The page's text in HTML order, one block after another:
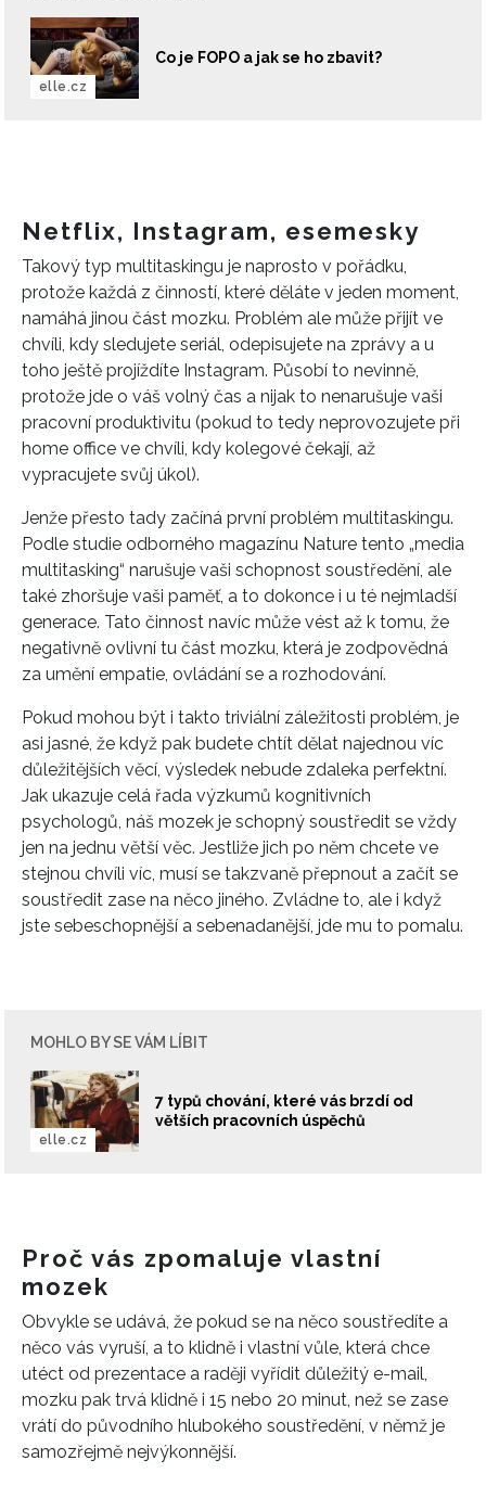
Co je FOPO a jak se ho zbavit?
elle.cz
Netflix, Instagram, esemesky
Takový typ multitaskingu je naprosto v pořádku,
protože každá z činností, které děláte v jeden moment,
namáhá jinou část mozku. Problém ale může přijít ve
chvíli, kdy sledujete seriál, odepisujete na zprávy a u
toho ještě projíždíte Instagram. Působí to nevinně,
protože jde o váš volný čas a nijak to nenarušuje vaši
pracovní produktivitu (pokud to tedy neprovozujete při
home office ve chvíli, kdy kolegové čekají, až
vypracujete svůj úkol).
Jenže přesto tady začíná první problém multitaskingu.
Podle studie odborného magazínu Nature tento „media
multitasking“ narušuje vaši schopnost soustředění, ale
také zhoršuje vaši paměť, a to dokonce i u té nejmladší
generace. Tato činnost navíc může vést až k tomu, že
negativně ovlivní tu část mozku, která je zodpovědná
za umění empatie, ovládání se a rozhodování.
Pokud mohou být i takto triviální záležitosti problém, je
asi jasné, že když pak budete chtít dělat najednou víc
důležitějších věcí, výsledek nebude zdaleka perfektní.
Jak ukazuje celá řada výzkumů kognitivních
psychologů, náš mozek je schopný soustředit se vždy
jen na jednu větší věc. Jestliže jich po něm chcete ve
stejnou chvíli víc, musí se takzvaně přepnout a začít se
soustředit zase na něco jiného. Zvládne to, ale i když
jste sebeschopnější a sebenadanější, jde mu to pomalu.
MOHLO BY SE VÁM LÍBIT
7 typů chování, které vás brzdí od
větších pracovních úspěchů
elle.cz
Proč vás zpomaluje vlastní
mozek
Obvykle se udává, že pokud se na něco soustředíte a
něco vás vyruší, a to klidně i vlastní vůle, která chce
utéct od prezentace a raději vyřídit důležitý e-mail,
mozku pak trvá klidně i 15 nebo 20 minut, než se zase
vrátí do původního hlubokého soustředění, v němž je
samozřejmě nejvýkonnější.